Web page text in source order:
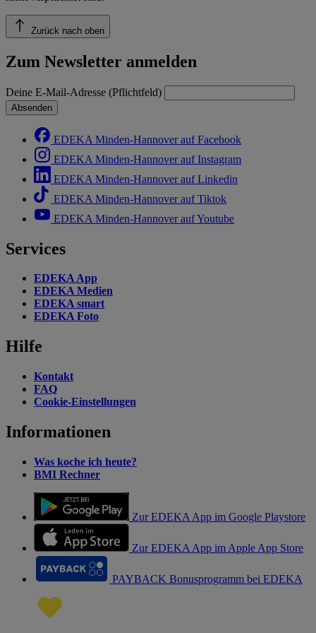
Zurück nach oben
Zum Newsletter anmelden
Deine E-Mail-Adresse (Pflichtfeld)
Absenden
EDEKA Minden-Hannover auf Facebook
EDEKA Minden-Hannover auf Instagram
EDEKA Minden-Hannover auf Linkedin
EDEKA Minden-Hannover auf Tiktok
EDEKA Minden-Hannover auf Youtube
Services
EDEKA App
EDEKA Medien
EDEKA smart
EDEKA Foto
Hilfe
Kontakt
FAQ
Cookie-Einstellungen
Informationen
Was koche ich heute?
BMI Rechner
Zur EDEKA App im Google Playstore
Zur EDEKA App im Apple App Store
PAYBACK Bonusprogramm bei EDEKA